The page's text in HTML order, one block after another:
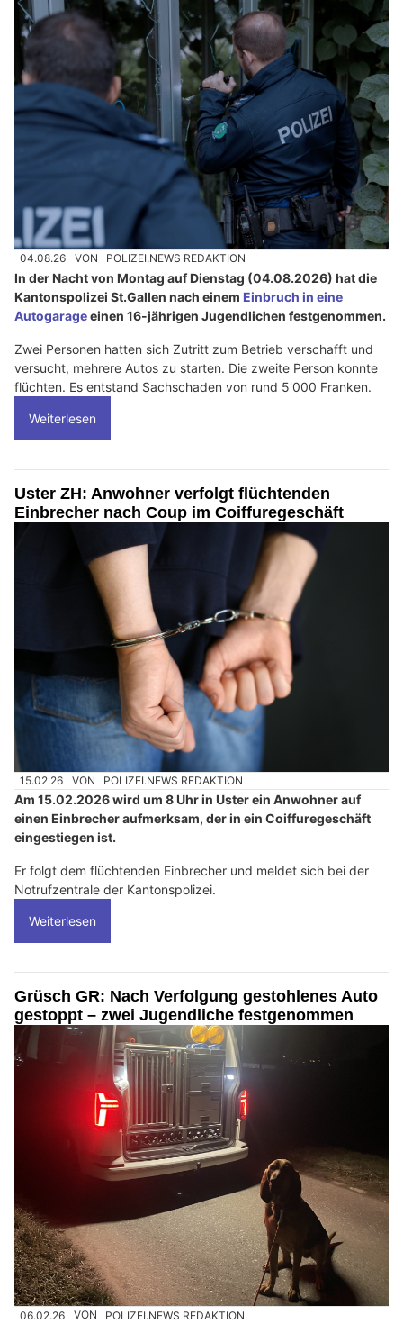
04.08.26 VON POLIZEI.NEWS REDAKTION
In der Nacht von Montag auf Dienstag (04.08.2026) hat die
Kantonspolizei St.Gallen nach einem Einbruch in eine
Autogarageeinen 16-jährigen Jugendlichen festgenommen.
Zwei Personen hatten sich Zutritt zum Betrieb verschafft und
versucht, mehrere Autos zu starten. Die zweite Person konnte
flüchten. Es entstand Sachschaden von rund 5'000 Franken.
Weiterlesen
Uster ZH: Anwohner verfolgt flüchtenden
Einbrecher nach Coup im Coiffuregeschäft
15.02.26 VON POLIZEI.NEWS REDAKTION
Am 15.02.2026 wird um 8 Uhr in Uster ein Anwohner auf
einen Einbrecher aufmerksam, der in ein Coiffuregeschäft
eingestiegen ist.
Er folgt dem flüchtenden Einbrecher und meldet sich bei der
Notrufzentrale der Kantonspolizei.
Weiterlesen
Grüsch GR: Nach Verfolgung gestohlenes Auto
gestoppt – zwei Jugendliche festgenommen
06.02.26 VON POLIZEI.NEWS REDAKTION